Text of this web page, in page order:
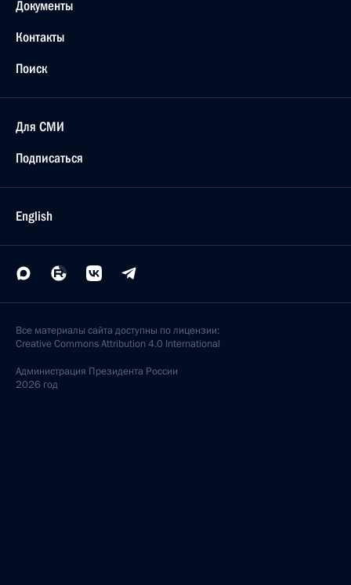
Документы
Контакты
Поиск
Для СМИ
Подписаться
English
Все материалы сайта доступны по лицензии:
Creative Commons Attribution 4.0 International
Администрация Президента России
2026 год